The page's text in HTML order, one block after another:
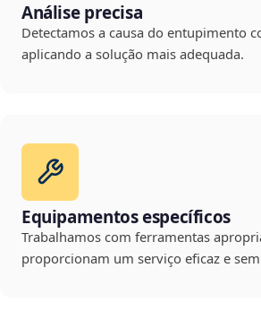
Análise precisa
Detectamos a causa do entupimento
aplicando a solução mais adequada.
Equipamentos específicos
Trabalhamos com ferramentas
proporcionam um serviço eficaz e